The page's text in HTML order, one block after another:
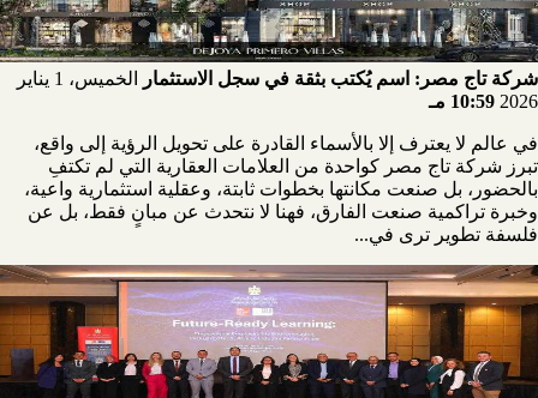
شركة تاج مصر: اسم يُكتب بثقة في سجل الاستثمار
الخميس، 1 يناير
2026 10:59 مـ
في عالم لا يعترف إلا بالأسماء القادرة على تحويل الرؤية إلى واقع،
تبرز شركة تاج مصر كواحدة من العلامات العقارية التي لم تكتفِ
بالحضور، بل صنعت مكانتها بخطوات ثابتة، وعقلية استثمارية واعية،
وخبرة تراكمية صنعت الفارق، فهنا لا نتحدث عن مبانٍ فقط، بل عن
فلسفة تطوير ترى في...